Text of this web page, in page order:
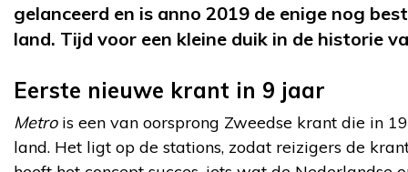
gelanceerd en is anno 2019 de enige nog
land. Tijd voor een kleine duik in de historie
Eerste nieuwe krant in 9 jaar
Metrois een van oorsprong Zweedse krant die in
land. Het ligt op de stations, zodat reizigers de